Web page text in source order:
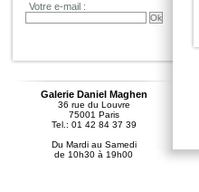
Votre e-mail :
Galerie Daniel Maghen
36 rue du Louvre
75001 Paris
Tel.: 01 42 84 37 39
Du Mardi au Samedi
de 10h30 à 19h00